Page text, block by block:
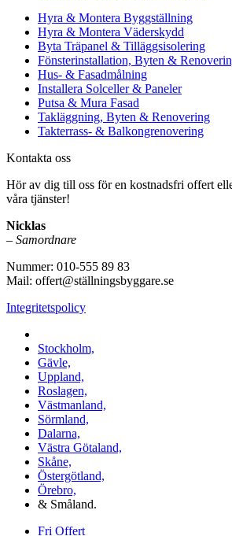
Hyra & Montera Byggställning
Hyra & Montera Väderskydd
Byta Träpanel & Tilläggsisolering
Fönsterinstallation, Byten &
Hus- & Fasadmålning
Installera Solceller & Paneler
Putsa & Mura Fasad
Takläggning, Byten & Renovering
Takterrass- & Balkongrenovering
Kontakta oss
Hör av dig till oss för en kostnadsfri offert
våra tjänster!
Nicklas
– Samordnare
Nummer: 010-555 89 83
Mail: offert@ställningsbyggare.se
Integritetspolicy
Stockholm,
Gävle,
Uppland,
Roslagen,
Västmanland,
Sörmland,
Dalarna,
Västra Götaland,
Skåne,
Östergötland,
Örebro,
& Småland.
Fri Offert